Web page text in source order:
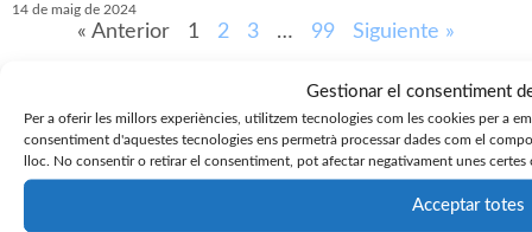
Gestionar el consentiment
Per a oferir les millors experiències, utilitzem tecnologies com les cookies per a
consentiment d'aquestes tecnologies ens permetrà processar dades com el
lloc. No consentir o retirar el consentiment, pot afectar negativament unes certes
Acceptar totes
14 de maig de 2024
« Anterior 1 2 3 … 99 Siguiente »